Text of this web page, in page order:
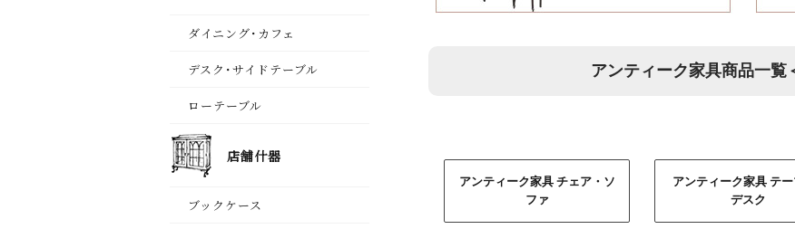
アンティーク家具商品一覧
アンティーク家具 チェア・ソ
ファ
アンティーク家具 テー
デスク